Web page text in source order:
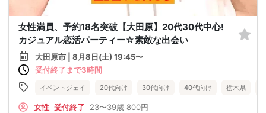
女性満員、予約18名突破【大田原】20代30代中心!
カジュアル恋活パーティー☆素敵な出会い
大田原市 | 8月8日(土) 19:45〜
受付終了まで3時間
イベントジェイ 20代向け 30代向け 40代向け 栃木県
女性 受付終了 23〜39歳 800円